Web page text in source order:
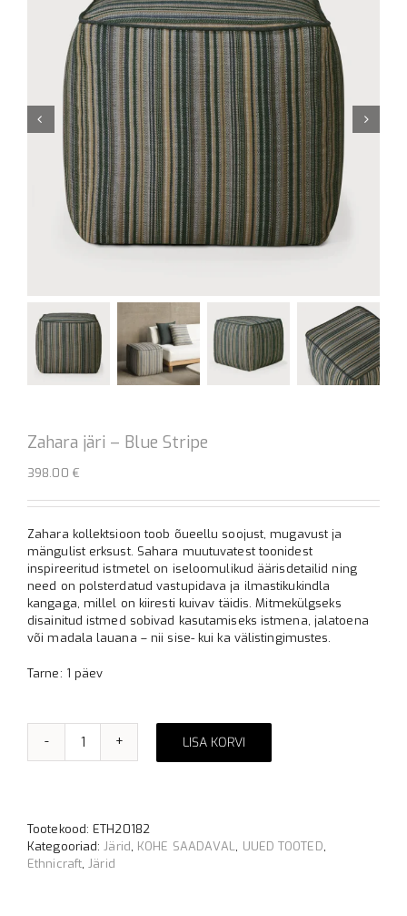
Zahara järi – Blue Stripe
398.00 €
Zahara kollektsioon toob õueellu soojust, mugavust ja
mängulist erksust. Sahara muutuvatest toonidest
inspireeritud istmetel on iseloomulikud äärisdetailid ning
need on polsterdatud vastupidava ja ilmastikukindla
kangaga, millel on kiiresti kuivav täidis. Mitmekülgseks
disainitud istmed sobivad kasutamiseks istmena, jalatoena
või madala lauana – nii sise- kui ka välistingimustes.
Tarne: 1 päev
Zahara
kogus
LISA KORVI
Alternative:
Tootekood:ETH20182
Kategooriad:Järid, KOHE SAADAVAL, UUED TOOTED,
Ethnicraft,Järid